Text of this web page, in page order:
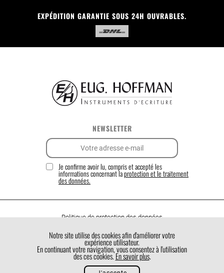
EXPÉDITION GARANTIE SOUS 24H OUVRABLES.
NEWSLETTER
Je confirme avoir lu, compris et accepté les
informations concernant laprotection et le traitement
des données.
Politique de protection des données
Politique de cookies
Conditions générales de vente
Notre site utilise des cookies afin d'améliorer votre
expérience utilisateur.
En continuant votre navigation, vous consentez à l'utilisation
des ces cookies.En savoir plus.